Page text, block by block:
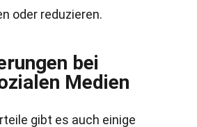
oder reduzieren.
bei
Medien
gibt es auch einige